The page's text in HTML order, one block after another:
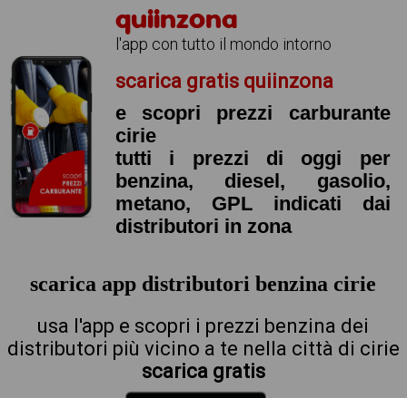
quiinzona
l'app con tutto il mondo intorno
scarica gratis quiinzona
e scopri prezzi carburante
cirie
tutti i prezzi di oggi per
benzina, diesel, gasolio,
metano, GPL indicati dai
distributori in zona
scarica app distributori benzina cirie
usa l'app e scopri i prezzi benzina dei
distributori più vicino a te nella città di cirie
scarica gratis